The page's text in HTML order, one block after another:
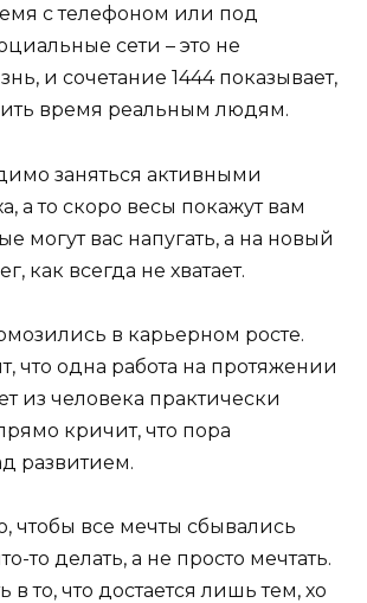
с телефоном или под
сети – это не
и сочетание 1444 показывает,
время реальным людям.
заняться активными
а то скоро весы покажут вам
могут вас напугать, а на новый
как всегда не хватает.
в карьерном росте.
что одна работа на протяжении
из человека практически
кричит, что пора
развитием.
чтобы все мечты сбывались
то делать, а не просто мечтать.
в то, что достается лишь тем, хо